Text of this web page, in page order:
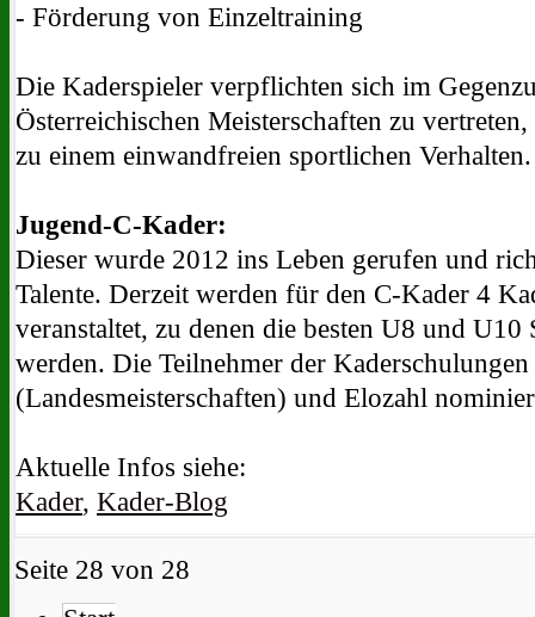
- Förderung von Einzeltraining
Die Kaderspieler verpflichten sich im
Österreichischen Meisterschaften zu
zu einem einwandfreien sportlichen Verhalten.
Jugend-C-Kader:
Dieser wurde 2012 ins Leben gerufen und
Talente. Derzeit werden für den C-Kader 4
veranstaltet, zu denen die besten U8 und
werden. Die Teilnehmer der
(Landesmeisterschaften) und Elozahl
Aktuelle Infos siehe:
Kader, Kader-Blog
Seite 28 von 28